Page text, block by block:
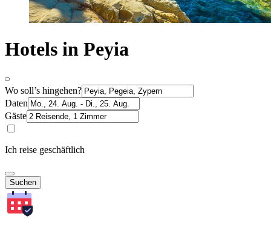
Hotels in Peyia
Wo soll’s hingehen?
Daten
Gäste
Ich reise geschäftlich
Suchen